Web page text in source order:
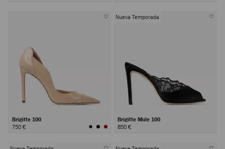
Brigitte 100
750 €
Nueva Temporada
Brigitte Mule 100
850 €